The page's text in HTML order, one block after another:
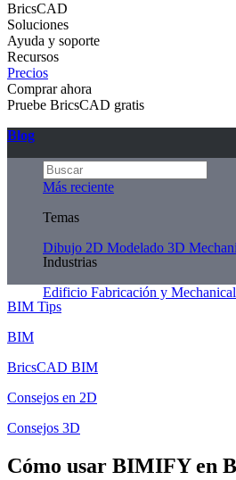
BricsCAD
Soluciones
Ayuda y soporte
Recursos
Precios
Comprar ahora
Pruebe BricsCAD gratis
Blog
Más reciente
Temas
Dibujo 2D Modelado 3D
Industrias
Edificio Fabricación y Mechanical
BIM Tips
BIM
BricsCAD BIM
Consejos en 2D
Consejos 3D
Cómo usar BIMIFY en